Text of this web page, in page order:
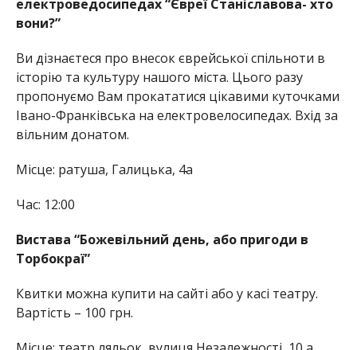
електроведосипедах “Євреї Станіславова- хто
вони?”
Ви дізнаєтеся про внесок єврейської спільноти в
історію та культуру нашого міста. Цього разу
пропонуємо Вам прокататися цікавими куточками
Івано-Франківська на електровелосипедах. Вхід за
вільним донатом.
Місце: ратуша, Галицька, 4а
Час: 12:00
Вистава “Божевільний день, або пригоди в
Торбокраї”
Квитки можна купити на сайті або у касі театру.
Вартість – 100 грн.